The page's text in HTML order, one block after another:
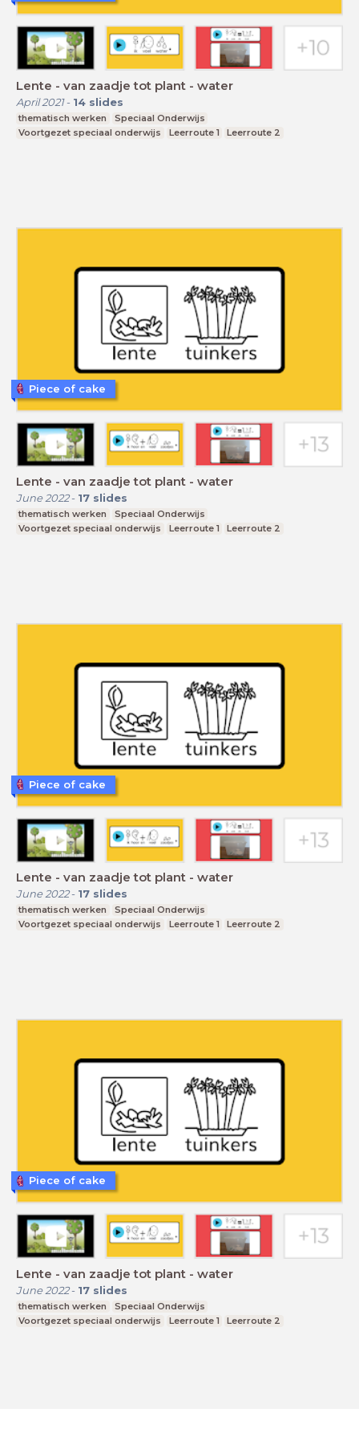
Lente - van zaadje tot plant - water
April 2021- 14 slides
thematisch werken
Speciaal Onderwijs
Voortgezet speciaal onderwijs
Leerroute 1 Leerroute 2
Lente - van zaadje tot plant - water
June 2022- 17 slides
thematisch werken
Speciaal Onderwijs
Voortgezet speciaal onderwijs
Leerroute 1 Leerroute 2
Piece of cake
Lente - van zaadje tot plant - water
June 2022- 17 slides
thematisch werken
Speciaal Onderwijs
Voortgezet speciaal onderwijs
Leerroute 1 Leerroute 2
Piece of cake
Lente - van zaadje tot plant - water
June 2022- 17 slides
thematisch werken
Speciaal Onderwijs
Voortgezet speciaal onderwijs
Leerroute 1 Leerroute 2
Piece of cake